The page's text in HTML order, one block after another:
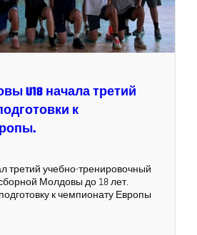
U18 начала третий
к
третий учебно-тренировочный
Молдовы до 18 лет.
к чемпионату Европы